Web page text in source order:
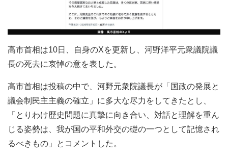
高市首相は10日、自身のXを更新し、河野洋平元衆議院議
長の死去に哀悼の意を表した。
高市首相は投稿の中で、河野元衆院議長が「国政の発展と
議会制民主主義の確立」に多大な尽力をしてきたとし、
「とりわけ歴史問題に真摯に向き合い、対話と理解を重ん
じる姿勢は、我が国の平和外交の礎の一つとして記憶され
るべきもの」とコメントした。